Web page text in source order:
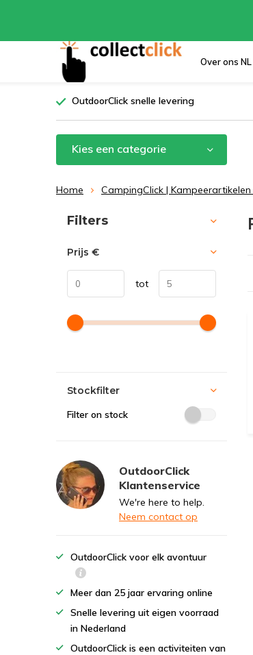
Over ons NL
OutdoorClick snelle levering
Kies een categorie
Home CampingClick |
Sorteren op:
Filters
Prijs €
tot
Stockfilter
Filter on stock
OutdoorClick
Klantenservice
We're here to help.
Neem contact op
OutdoorClick voor elk avontuur
Meer dan 25 jaar ervaring online
Snelle levering uit eigen voorraad
in Nederland
OutdoorClick is een activiteiten van